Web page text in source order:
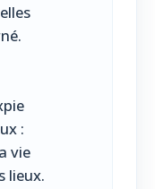
:
vie
lieux.